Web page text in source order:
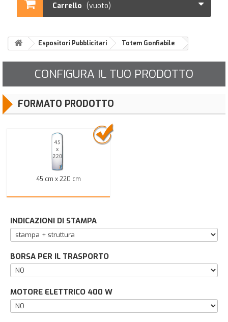
Carrello (vuoto)
Espositori Pubblicitari Totem Gonfiabile
CONFIGURA IL TUO PRODOTTO
FORMATO PRODOTTO
45 cm x 220 cm
INDICAZIONI DI STAMPA
BORSA PER IL TRASPORTO
MOTORE ELETTRICO 400 W